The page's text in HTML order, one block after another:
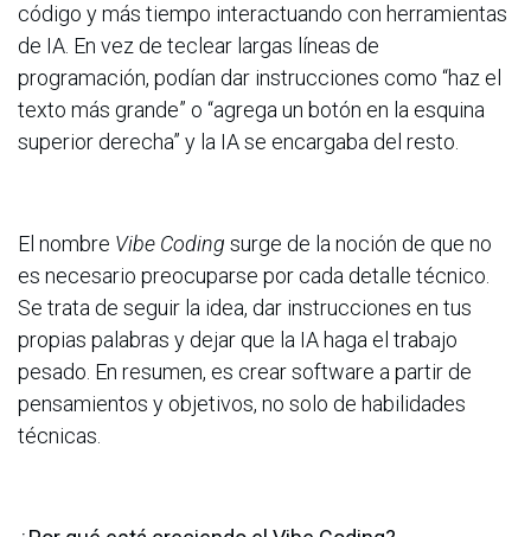
código y más tiempo interactuando con herramientas
de IA. En vez de teclear largas líneas de
programación, podían dar instrucciones como “haz el
texto más grande” o “agrega un botón en la esquina
superior derecha” y la IA se encargaba del resto.
El nombre Vibe Coding surge de la noción de que no
es necesario preocuparse por cada detalle técnico.
Se trata de seguir la idea, dar instrucciones en tus
propias palabras y dejar que la IA haga el trabajo
pesado. En resumen, es crear software a partir de
pensamientos y objetivos, no solo de habilidades
técnicas.